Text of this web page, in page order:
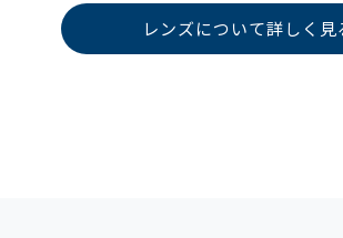
レンズについて詳しく見